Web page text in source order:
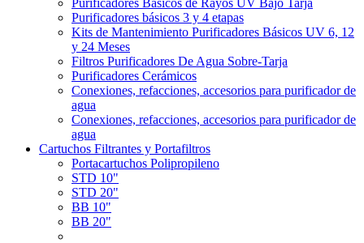
Purificadores Básicos de Rayos UV Bajo Tarja
Purificadores básicos 3 y 4 etapas
Kits de Mantenimiento Purificadores Básicos UV 6, 12
y 24 Meses
Filtros Purificadores De Agua Sobre-Tarja
Purificadores Cerámicos
Conexiones, refacciones, accesorios para purificador de
agua
Conexiones, refacciones, accesorios para purificador de
agua
Cartuchos Filtrantes y Portafiltros
Portacartuchos Polipropileno
STD 10"
STD 20"
BB 10"
BB 20"